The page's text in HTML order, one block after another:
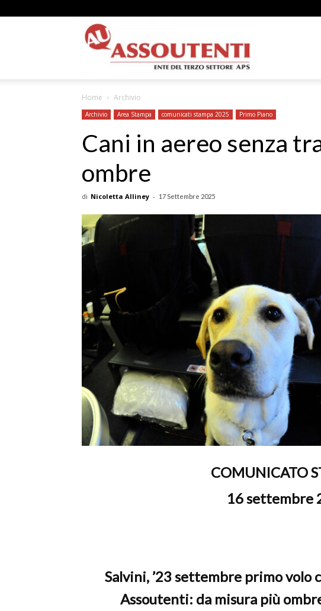
Nazionale
Tutela
i
diritti
Home Archivio
Archivio Area Stampa comunicati stampa 2025 Primo Piano
Cani in aereo senza
ombre
di Nicoletta Alliney - 17 Settembre 2025
COMUNICATO
16 settembre
Salvini, ’23 settembre primo volo
Assoutenti: da misura più